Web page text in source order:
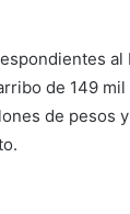
de 149
de pesos